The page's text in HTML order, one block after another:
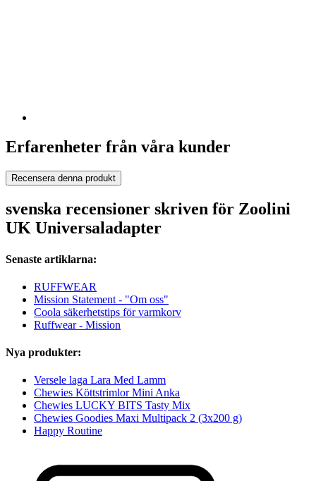
Erfarenheter från våra kunder
Recensera denna produkt
svenska recensioner skriven för Zoolini
UK Universaladapter
Senaste artiklarna:
RUFFWEAR
Mission Statement - "Om oss"
Coola säkerhetstips för varmkorv
Ruffwear - Mission
Nya produkter:
Versele laga Lara Med Lamm
Chewies Köttstrimlor Mini Anka
Chewies LUCKY BITS Tasty Mix
Chewies Goodies Maxi Multipack 2 (3x200 g)
Happy Routine